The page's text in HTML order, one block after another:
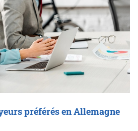
préférés en Allemagne